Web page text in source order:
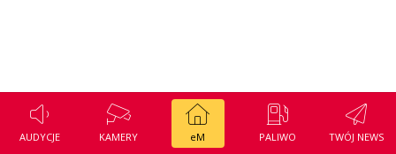
AUDYCJE KAMERY eM PALIWO TWÓJ NEWS